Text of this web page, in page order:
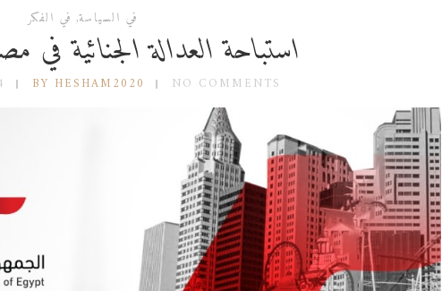
في السياسة, في الفكر
استباحة العدالة الجنائية في مصر
BY HESHAM2020 NO COMMENTS